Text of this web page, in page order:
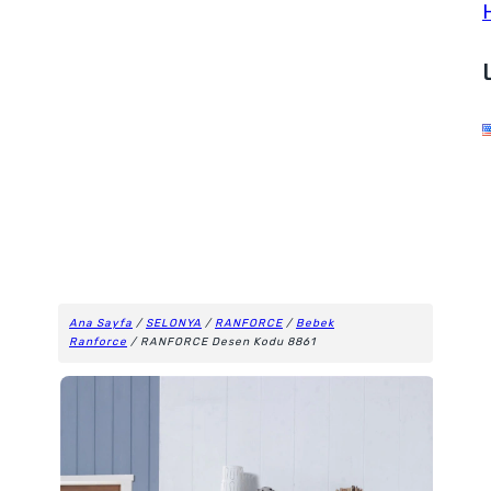
Ana Sayfa / SELONYA / RANFORCE / Bebek
Ranforce / RANFORCE Desen Kodu 8861